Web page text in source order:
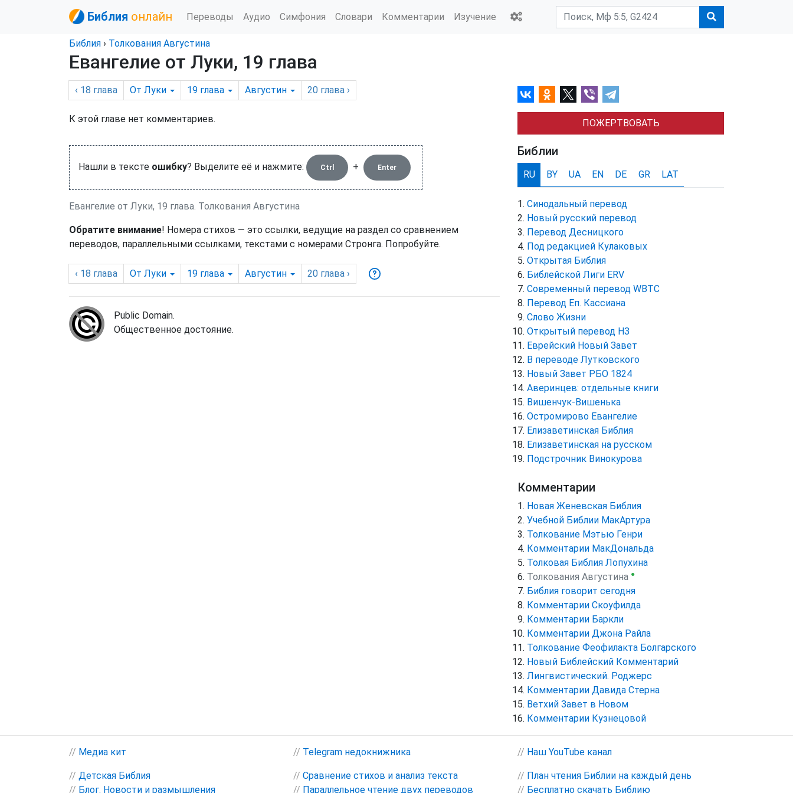
Библия онлайн Переводы Аудио Симфония Словари Комментарии Изучение
Библия › Толкования Августина
Евангелие от Луки, 19 глава
‹ 18 глава От Луки 19 глава Августин 20 глава ›
К этой главе нет комментариев.
Нашли в тексте ошибку? Выделите её и нажмите: Ctrl + Enter
Евангелие от Луки, 19 глава. Толкования Августина
Обратите внимание! Номера стихов — это ссылки, ведущие на раздел со сравнением
переводов, параллельными ссылками, текстами с номерами Стронга. Попробуйте.
‹ 18 глава От Луки 19 глава Августин 20 глава ›
Public Domain.
Общественное достояние.
ПОЖЕРТВОВАТЬ
Библии
RU BY UA EN DE GR LAT
Синодальный перевод
Новый русский перевод
Перевод Десницкого
Под редакцией Кулаковых
Открытая Библия
Библейской Лиги ERV
Cовременный перевод WBTC
Перевод Еп. Кассиана
Слово Жизни
Открытый перевод НЗ
Еврейский Новый Завет
В переводе Лутковского
Новый Завет РБО 1824
Аверинцев: отдельные книги
Вишенчук-Вишенька
Остромирово Евангелие
Елизаветинская Библия
Елизаветинская на русском
Подстрочник Винокурова
Комментарии
Новая Женевская Библия
Учебной Библии МакАртура
Толкование Мэтью Генри
Комментарии МакДональда
Толковая Библия Лопухина
Толкования Августина ●
Библия говорит сегодня
Комментарии Скоуфилда
Комментарии Баркли
Комментарии Джона Райла
Толкование Феофилакта Болгарского
Новый Библейский Комментарий
Лингвистический. Роджерс
Комментарии Давида Стерна
Ветхий Завет в Новом
Комментарии Кузнецовой
// Медиа кит // Telegram недокнижника // Наш YouTube канал
// Детская Библия
// Блог. Новости и размышления
// Сравнение стихов и анализ текста
// Параллельное чтение двух переводов
// План чтения Библии на каждый день
// Бесплатно скачать Библию